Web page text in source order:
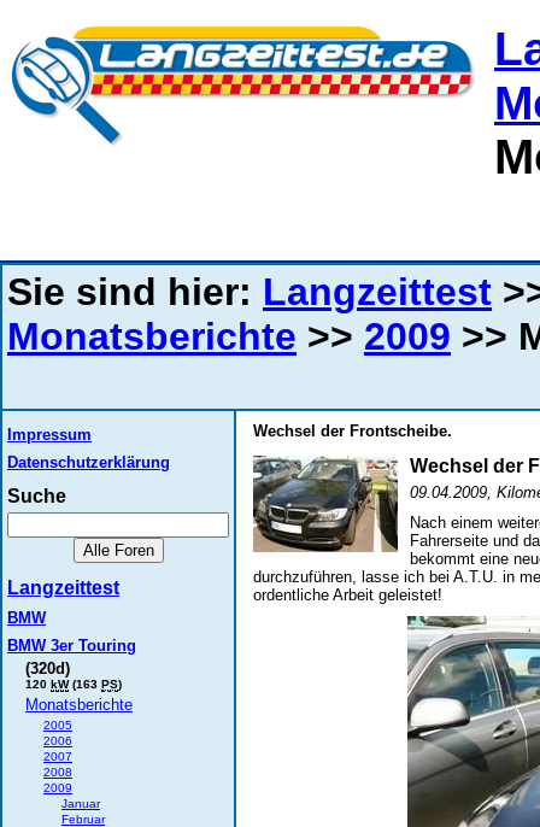
Sie sind hier: Langzeittest
Monatsberichte >> 2009 >>
Impressum
Datenschutzerklärung
Suche
Langzeittest
BMW
BMW 3er Touring
(320d)
120 kW(163 PS)
Monatsberichte
2005
2006
2007
2008
2009
Januar
Februar
Wechsel der Frontscheibe.
Wechsel der
09.04.2009,
Nach einem
Fahrerseite und
bekommt eine
durchzuführen, lasse ich bei A.T.U. in
ordentliche Arbeit geleistet!